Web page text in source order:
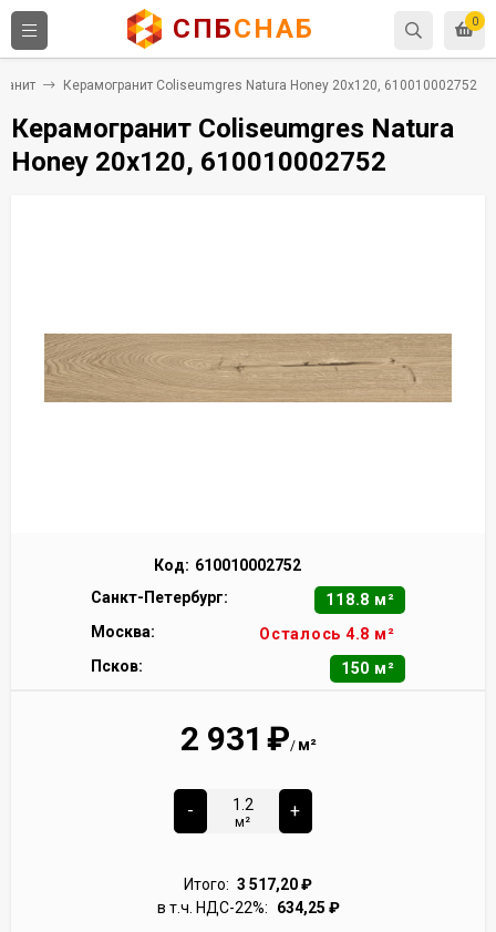
0
СПБСНАБ
Керамогранит Coliseumgres Natura Honey 20x120, 610010002752
Керамогранит Coliseumgres Natura
Honey 20x120, 610010002752
Код: 610010002752
Санкт-Петербург:
118.8 м²
Москва:
Осталось 4.8 м²
Псков:
150 м²
2 931 ₽/ м²
-
м²
+
Итого: 3 517,20₽
в т.ч. НДС-22%:
634,25 ₽